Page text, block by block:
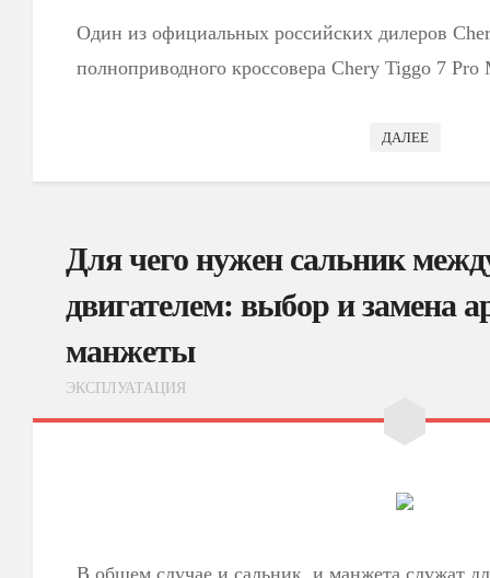
Один из официальных российских дилеров
полноприводного кроссовера Chery Tiggo 7
ДАЛЕЕ
Для чего нужен сальник
двигателем: выбор и замена
манжеты
ЭКСПЛУАТАЦИЯ
В общем случае и сальник, и манжета служат